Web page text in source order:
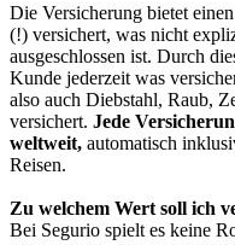
Die Versicherung bietet einen
(!) versichert, was nicht
ausgeschlossen ist. Durch
Kunde jederzeit was
also auch Diebstahl, Raub,
versichert. Jede
weltweit, automatisch
Reisen.
Zu welchem Wert soll ich
Bei Segurio spielt es keine